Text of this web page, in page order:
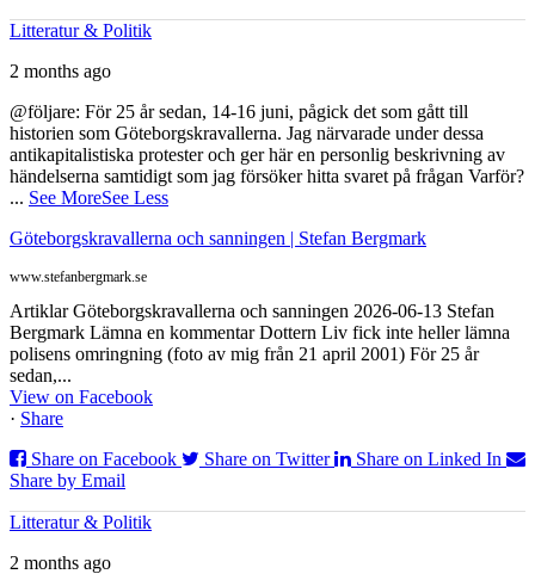
Litteratur & Politik
2 months ago
@följare: För 25 år sedan, 14-16 juni, pågick det som gått till
historien som Göteborgskravallerna. Jag närvarade under dessa
antikapitalistiska protester och ger här en personlig beskrivning av
händelserna samtidigt som jag försöker hitta svaret på frågan Varför?
... See MoreSee Less
Göteborgskravallerna och sanningen | Stefan Bergmark
www.stefanbergmark.se
Artiklar Göteborgskravallerna och sanningen 2026-06-13 Stefan
Bergmark Lämna en kommentar Dottern Liv fick inte heller lämna
polisens omringning (foto av mig från 21 april 2001) För 25 år
sedan,...
View on Facebook
· Share
Share on Facebook
Share on Twitter
Share on Linked In
Share by Email
Litteratur & Politik
2 months ago